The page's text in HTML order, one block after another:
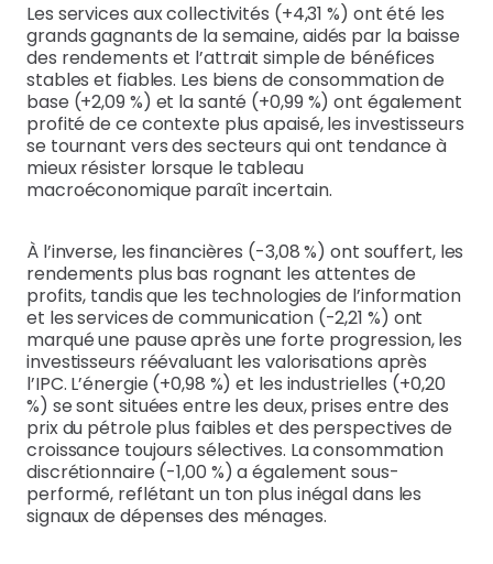
Les services aux collectivités (+4,31 %) ont été les
grands gagnants de la semaine, aidés par la baisse
des rendements et l’attrait simple de bénéfices
stables et fiables. Les biens de consommation de
base (+2,09 %) et la santé (+0,99 %) ont également
profité de ce contexte plus apaisé, les investisseurs
se tournant vers des secteurs qui ont tendance à
mieux résister lorsque le tableau
macroéconomique paraît incertain.
À l’inverse, les financières (-3,08 %) ont souffert, les
rendements plus bas rognant les attentes de
profits, tandis que les technologies de l’information
et les services de communication (-2,21 %) ont
marqué une pause après une forte progression, les
investisseurs réévaluant les valorisations après
l’IPC. L’énergie (+0,98 %) et les industrielles (+0,20
%) se sont situées entre les deux, prises entre des
prix du pétrole plus faibles et des perspectives de
croissance toujours sélectives. La consommation
discrétionnaire (-1,00 %) a également sous-
performé, reflétant un ton plus inégal dans les
signaux de dépenses des ménages.